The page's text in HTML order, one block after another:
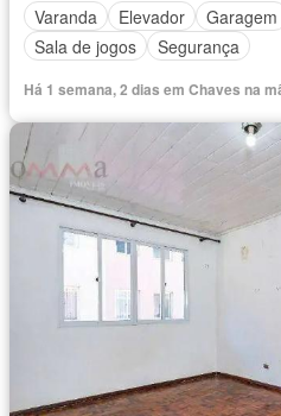
Varanda
Elevador Garagem
Sala de jogos
Segurança
Há 1 semana, 2 dias em Chaves na